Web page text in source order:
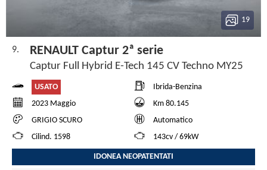
19
9. RENAULT Captur 2ª serie
Captur Full Hybrid E-Tech 145 CV Techno MY25
USATO
Ibrida-Benzina
2023 Maggio
Km 80.145
GRIGIO SCURO
Automatico
Cilind. 1598
143cv / 69kW
IDONEA NEOPATENTATI